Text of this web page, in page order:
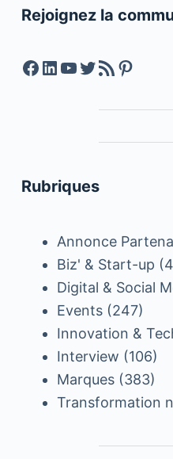
Rejoignez la
Facebook
LinkedIn
YouTube
Twitter
Feed RSS
Rubriques
Annonce
Biz' & Start-up
Digital & Social
Events(247)
Innovation &
Interview (106)
Marques(383)
Transformation